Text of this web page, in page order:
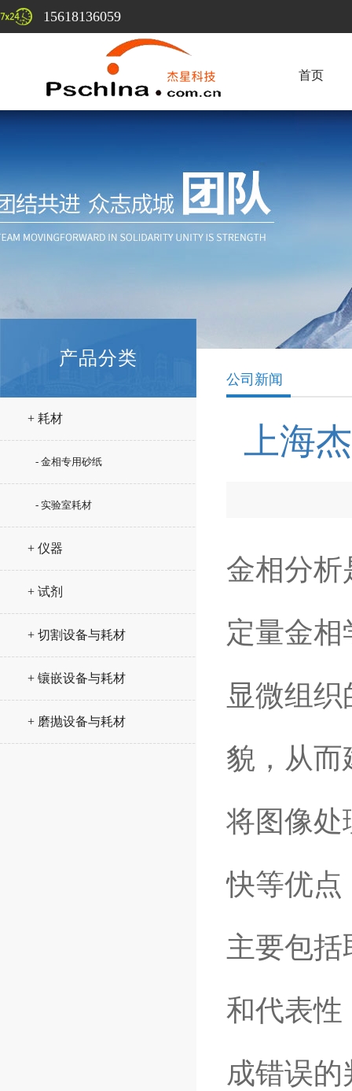
15618136059
首页
产品分类
+ 耗材
- 金相专用砂纸
- 实验室耗材
+ 仪器
+ 试剂
+ 切割设备与耗材
+ 镶嵌设备与耗材
+ 磨抛设备与耗材
公司新闻
上海
金相分
定量金
显微组
貌，从
将图像处
快等优点
主要包
和代表性
成错误的